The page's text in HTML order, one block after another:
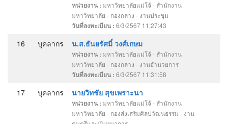
หน่วยงาน : มหาวิทยาลัยแม่โจ้ - สำนักงาน
มหาวิทยาลัย - กองกลาง - งานประชุม
วันที่ลงทะเบียน : 6/3/2567 11:27:43
16 บุคลากร น.ส.ธันยรัศมิ์ วงศ์เกษม
หน่วยงาน : มหาวิทยาลัยแม่โจ้ - สำนักงาน
มหาวิทยาลัย - กองกลาง - งานอำนวยการ
วันที่ลงทะเบียน : 6/3/2567 11:31:58
17 บุคลากร นายวิทชัย สุขเพราะนา
หน่วยงาน : มหาวิทยาลัยแม่โจ้ - สำนักงาน
มหาวิทยาลัย - กองส่งเสริมศิลปวัฒนธรรม - งาน